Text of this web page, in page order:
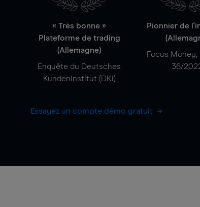
« Très bonne »
Plateforme de trading
(Allemagne)
Enquête du Deutsches
Kundeninstitut (DKI)
Pionnier de
Focus
36/
Essayez un compte démo gratuit